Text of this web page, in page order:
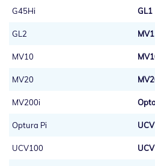
G45Hi GL1
GL2 MV1
MV10
MV20
MV200i
Optura Pi
UCV100